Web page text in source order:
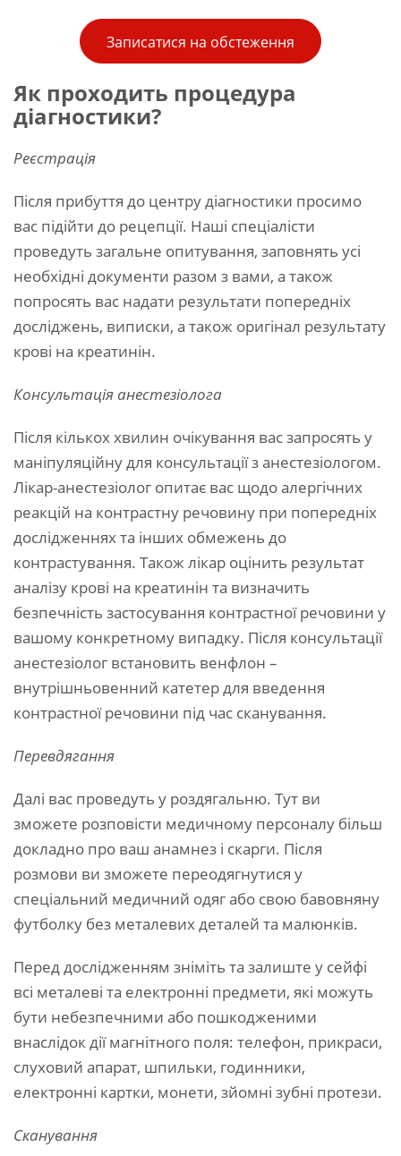
Записатися на обстеження
Як проходить процедура
діагностики?
Реєстрація
Після прибуття до центру діагностики просимо
вас підійти до рецепції. Наші спеціалісти
проведуть загальне опитування, заповнять усі
необхідні документи разом з вами, а також
попросять вас надати результати попередніх
досліджень, виписки, а також оригінал результату
крові на креатинін.
Консультація анестезіолога
Після кількох хвилин очікування вас запросять у
маніпуляційну для консультації з анестезіологом.
Лікар-анестезіолог опитає вас щодо алергічних
реакцій на контрастну речовину при попередніх
дослідженнях та інших обмежень до
контрастування. Також лікар оцінить результат
аналізу крові на креатинін та визначить
безпечність застосування контрастної речовини у
вашому конкретному випадку. Після консультації
анестезіолог встановить венфлон –
внутрішньовенний катетер для введення
контрастної речовини під час сканування.
Перевдягання
Далі вас проведуть у роздягальню. Тут ви
зможете розповісти медичному персоналу більш
докладно про ваш анамнез і скарги. Після
розмови ви зможете переодягнутися у
спеціальний медичний одяг або свою бавовняну
футболку без металевих деталей та малюнків.
Перед дослідженням зніміть та залиште у сейфі
всі металеві та електронні предмети, які можуть
бути небезпечними або пошкодженими
внаслідок дії магнітного поля: телефон, прикраси,
слуховий апарат, шпильки, годинники,
електронні картки, монети, зйомні зубні протези.
Сканування